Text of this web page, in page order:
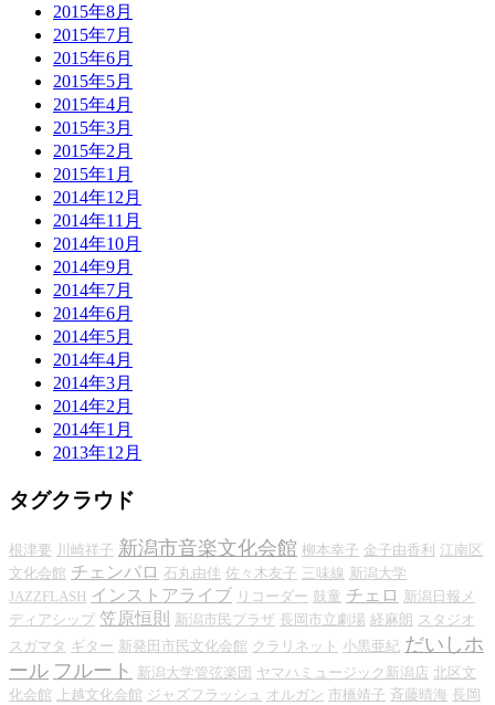
2015年8月
2015年7月
2015年6月
2015年5月
2015年4月
2015年3月
2015年2月
2015年1月
2014年12月
2014年11月
2014年10月
2014年9月
2014年7月
2014年6月
2014年5月
2014年4月
2014年3月
2014年2月
2014年1月
2013年12月
タグクラウド
根津要 川崎祥子 新潟市音楽文化会館 柳本幸子 金子由香利 江南区
文化会館 チェンバロ 石丸由佳 佐々木友子 三味線 新潟大学
JAZZFLASH インストアライブ リコーダー 鼓童 チェロ 新潟日報メ
ディアシップ 笠原恒則 新潟市民プラザ 長岡市立劇場 経麻朗 スタジオ
スガマタ ギター 新発田市民文化会館 クラリネット 小黒亜紀 だいしホ
ール フルート 新潟大学管弦楽団 ヤマハミュージック新潟店 北区文
化会館
上越文化会館 ジャズフラッシュ オルガン 市橋靖子 斉藤晴海 長岡